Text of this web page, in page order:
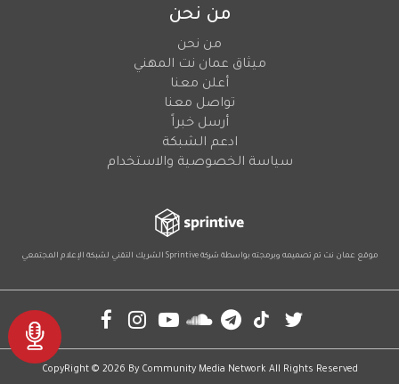
من نحن
من نحن
ميثاق عمان نت المهني
أعلن معنا
تواصل معنا
أرسل خبراً
ادعم الشبكة
سياسة الخصوصية والاستخدام
موقع عمان نت تم تصميمه وبرمجته بواسطة شركةSprintive الشريك التقني لشبكة الإعلام المجتمعي
CopyRight © 2026 By Community Media Network All Rights Reserved